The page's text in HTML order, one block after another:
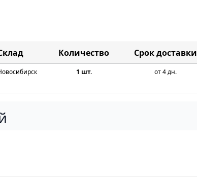
Срок доставки
1 шт. от 4 дн.